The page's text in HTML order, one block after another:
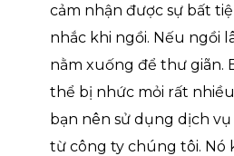
cảm nhận được sự bất
nhắc khi ngồi. Nếu ngồi
nằm xuống để thư giãn.
thể bị nhức mỏi rất
bạn nên sử dụng dịch
từ công ty chúng tôi. Nó